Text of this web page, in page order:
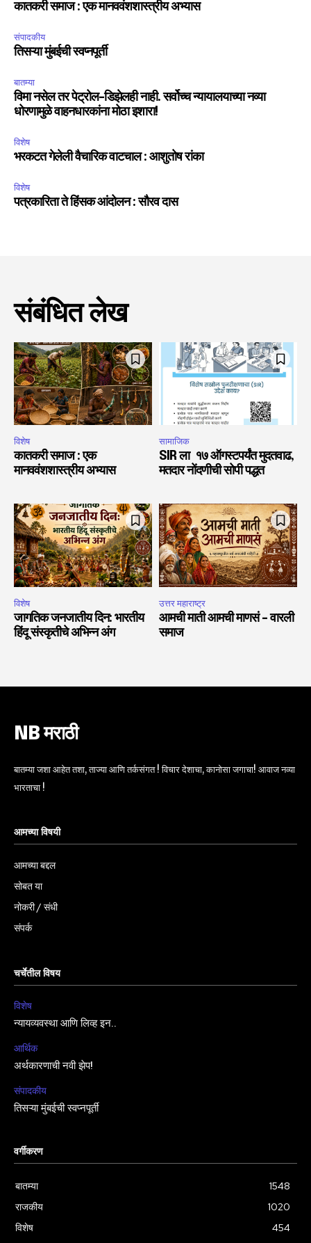
कातकरी समाज : एक मानववंशशास्त्रीय अभ्यास
संपादकीय
तिसऱ्या मुंबईची स्वप्नपूर्ती
बातम्या
विमा नसेल तर पेट्रोल-डिझेलही नाही. सर्वोच्च न्यायालयाच्या नव्या
धोरणामुळे वाहनधारकांना मोठा इशारा!
विशेष
भरकटत गेलेली वैचारिक वाटचाल : आशुतोष रांका
विशेष
पत्रकारिता ते हिंसक आंदोलन : सौरव दास
संबंधित लेख
विशेष
कातकरी समाज : एक
मानववंशशास्त्रीय अभ्यास
सामाजिक
SIR ला १७ ऑगस्टपर्यंत मुदतवाढ,
मतदार नोंदणीची सोपी पद्धत
विशेष
जागतिक जनजातीय दिन: भारतीय
हिंदू संस्कृतीचे अभिन्न अंग
उत्तर महाराष्ट्र
आमची माती आमची माणसं – वारली
समाज
NB मराठी
बातम्या जशा आहेत तशा, ताज्या आणि तर्कसंगत ! विचार देशाचा, कानोसा जगाचा! आवाज नव्या
भारताचा !
आमच्या विषयी
आमच्या बद्दल
सोबत या
नोकरी / संधी
संपर्क
चर्चेतील विषय
विशेष
न्यायव्यवस्था आणि लिव्ह इन..
आर्थिक
अर्थकारणाची नवी झेप!
संपादकीय
तिसऱ्या मुंबईची स्वप्नपूर्ती
वर्गीकरण
बातम्या
1548
राजकीय
1020
विशेष
454